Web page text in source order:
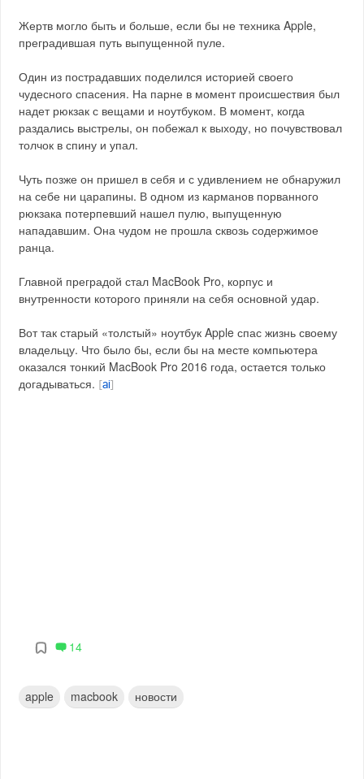
Жертв могло быть и больше, если бы не техника Apple,
преградившая путь выпущенной пуле.
Один из пострадавших поделился историей своего
чудесного спасения. На парне в момент происшествия был
надет рюкзак с вещами и ноутбуком. В момент, когда
раздались выстрелы, он побежал к выходу, но почувствовал
толчок в спину и упал.
Чуть позже он пришел в себя и с удивлением не обнаружил
на себе ни царапины. В одном из карманов порванного
рюкзака потерпевший нашел пулю, выпущенную
нападавшим. Она чудом не прошла сквозь содержимое
ранца.
Главной преградой стал MacBook Pro, корпус и
внутренности которого приняли на себя основной удар.
Вот так старый «толстый» ноутбук Apple спас жизнь своему
владельцу. Что было бы, если бы на месте компьютера
оказался тонкий MacBook Pro 2016 года, остается только
догадываться.
[ai
14
apple macbook новости